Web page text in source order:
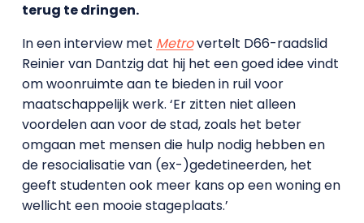
terug te dringen.
In een interview met Metrovertelt D66-raadslid
Reinier van Dantzig dat hij het een goed idee vindt
om woonruimte aan te bieden in ruil voor
maatschappelijk werk. ‘Er zitten niet alleen
voordelen aan voor de stad, zoals het beter
omgaan met mensen die hulp nodig hebben en
de resocialisatie van (ex-)gedetineerden, het
geeft studenten ook meer kans op een woning en
wellicht een mooie stageplaats.’